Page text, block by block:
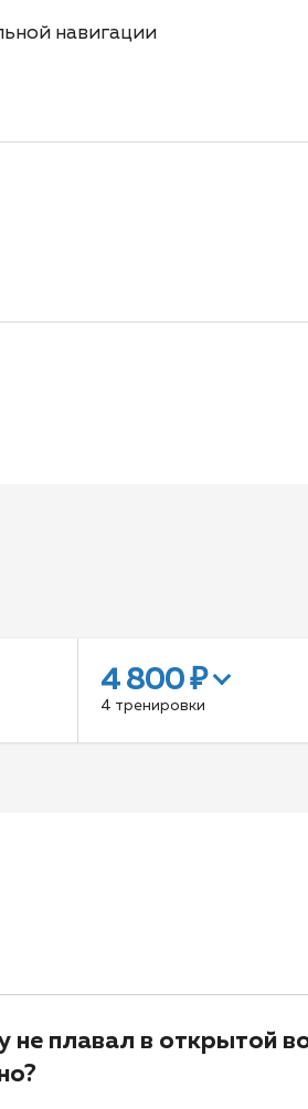
навигации
4 800 ₽
4 тренировки
не плавал в открытой